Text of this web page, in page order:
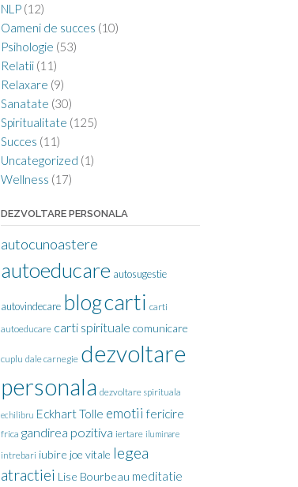
NLP(12)
Oameni de succes (10)
Psihologie (53)
Relatii(11)
Relaxare (9)
Sanatate (30)
Spiritualitate (125)
Succes (11)
Uncategorized (1)
Wellness (17)
DEZVOLTARE PERSONALA
autocunoastere
autoeducare autosugestie
autovindecare blogcarti carti
autoeducare carti spirituale comunicare
cuplu dale carnegie dezvoltare
personala dezvoltare spirituala
echilibru Eckhart Tolle emotii fericire
frica gandirea pozitiva iertare iluminare
intrebari iubire joe vitale legea
atractiei Lise Bourbeau meditatie